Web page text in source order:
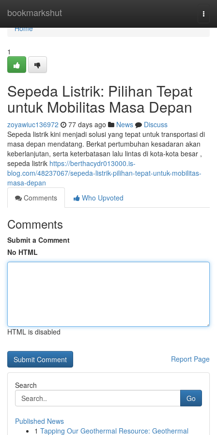
bookmarkshut
Home
Home
1
Sepeda Listrik: Pilihan Tepat
untuk Mobilitas Masa Depan
zoyawiuc136972 77 days ago News
Discuss
Sepeda listrik kini menjadi solusi yang tepat untuk transportasi di
masa depan mendatang. Berkat pertumbuhan kesadaran akan
keberlanjutan, serta keterbatasan lalu lintas di kota-kota besar ,
sepeda listrik https://berthacydr013000.is-
blog.com/48237067/sepeda-listrik-pilihan-tepat-untuk-mobilitas-
masa-depan
Comments
Who Upvoted
Comments
Submit a Comment
No HTML
HTML is disabled
Report Page
Search
Go
Published News
1 Tapping Our Geothermal Resource: Geothermal